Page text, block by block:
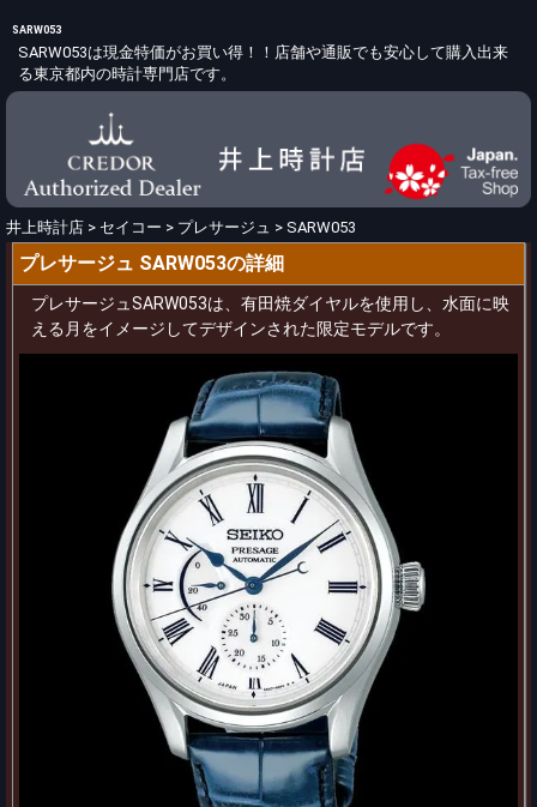
SARW053
SARW053は現金特価がお買い得！！店舗や通販でも安心して購入出来
る東京都内の時計専門店です。
井上時計店 > セイコー > プレサージュ > SARW053
プレサージュ SARW053の詳細
プレサージュSARW053は、有田焼ダイヤルを使用し、水面に映
える月をイメージしてデザインされた限定モデルです。